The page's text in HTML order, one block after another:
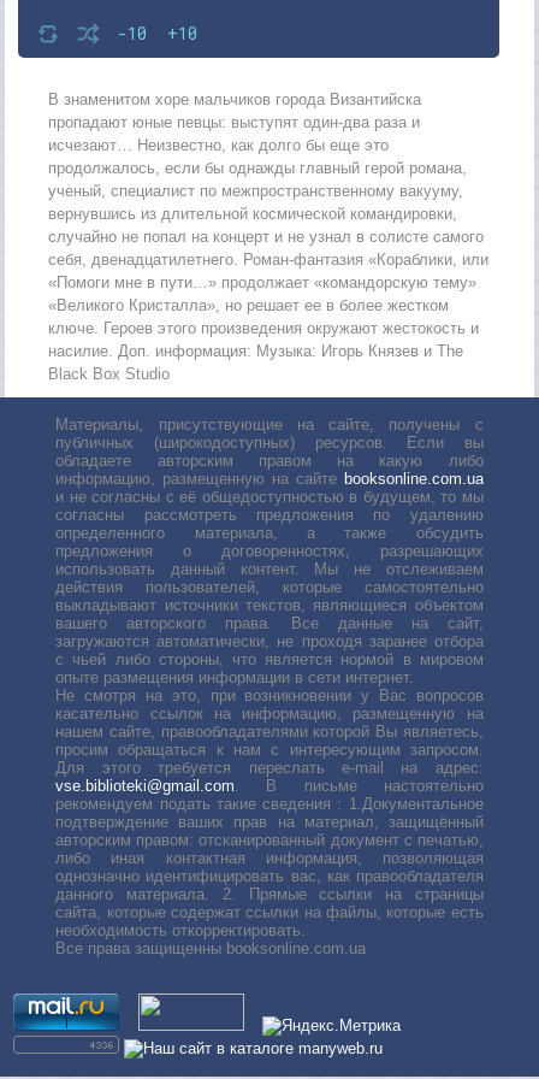
-10 +10
В знаменитом хоре мальчиков города Византийска
пропадают юные певцы: выступят один-два раза и
исчезают… Неизвестно, как долго бы еще это
продолжалось, если бы однажды главный герой романа,
ученый, специалист по межпространственному вакууму,
вернувшись из длительной космической командировки,
случайно не попал на концерт и не узнал в солисте самого
себя, двенадцатилетнего. Роман-фантазия «Кораблики, или
«Помоги мне в пути…» продолжает «командорскую тему»
«Великого Кристалла», но решает ее в более жестком
ключе. Героев этого произведения окружают жестокость и
насилие. Доп. информация: Музыка: Игорь Князев и The
Black Box Studio
Материалы, присутствующие на сайте, получены с
публичных (широкодоступных) ресурсов. Если вы
обладаете авторским правом на какую либо
информацию, размещенную на сайте booksonline.com.ua
и не согласны с её общедоступностью в будущем, то мы
согласны рассмотреть предложения по удалению
определенного материала, а также обсудить
предложения о договоренностях, разрешающих
использовать данный контент. Мы не отслеживаем
действия пользователей, которые самостоятельно
выкладывают источники текстов, являющиеся объектом
вашего авторского права. Все данные на сайт,
загружаются автоматически, не проходя заранее отбора
с чьей либо стороны, что является нормой в мировом
опыте размещения информации в сети интернет.
Не смотря на это, при возникновении у Вас вопросов
касательно ссылок на информацию, размещенную на
нашем сайте, правообладателями которой Вы являетесь,
просим обращаться к нам с интересующим запросом.
Для этого требуется переслать е-mail на адрес:
vse.biblioteki@gmail.com. В письме настоятельно
рекомендуем подать такие сведения : 1.Документальное
подтверждение ваших прав на материал, защищённый
авторским правом: отсканированный документ с печатью,
либо иная контактная информация, позволяющая
однозначно идентифицировать вас, как правообладателя
данного материала. 2. Прямые ссылки на страницы
сайта, которые содержат ссылки на файлы, которые есть
необходимость откорректировать.
Все права защищенны booksonline.com.ua